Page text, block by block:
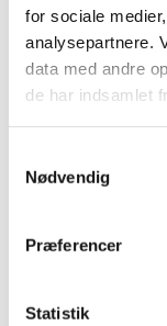
for sociale
analysepartnere.
data med andre
de har indsamlet
Nødvendig
Præferencer
Statistik
Alle (2506)
TID
2026 (84)
2023 (195)
2021 (516)